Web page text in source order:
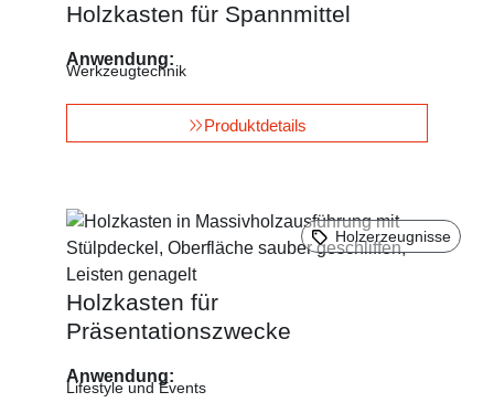
Holzkasten für Spannmittel
Anwendung:
Werkzeugtechnik
Produktdetails
Holzerzeugnisse
Holzkasten für
Präsentationszwecke
Anwendung:
Lifestyle und Events